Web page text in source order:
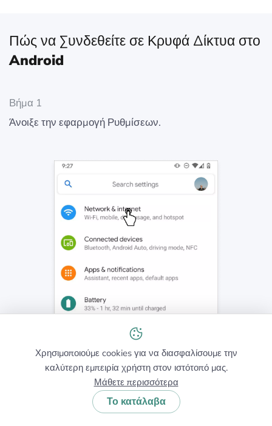
Πώς να Συνδεθείτε σε Κρυφά Δίκτυα στο
Android
Βήμα 1
Άνοιξε την εφαρμογή Ρυθμίσεων.
Χρησιμοποιούμε cookies για να διασφαλίσουμε την
καλύτερη εμπειρία χρήστη στον ιστότοπό μας.
Μάθετε περισσότερα
Το κατάλαβα